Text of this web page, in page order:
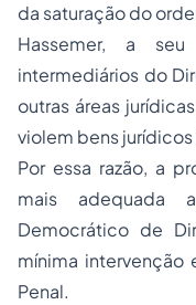
da saturação do
Hassemer, a
intermediários do
outras áreas
violem bens
Por essa razão, a
mais adequada
Democrático de
mínima
Penal.